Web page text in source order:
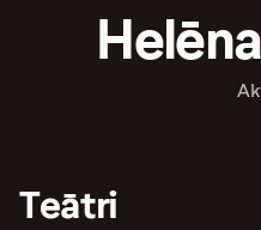
Teātri